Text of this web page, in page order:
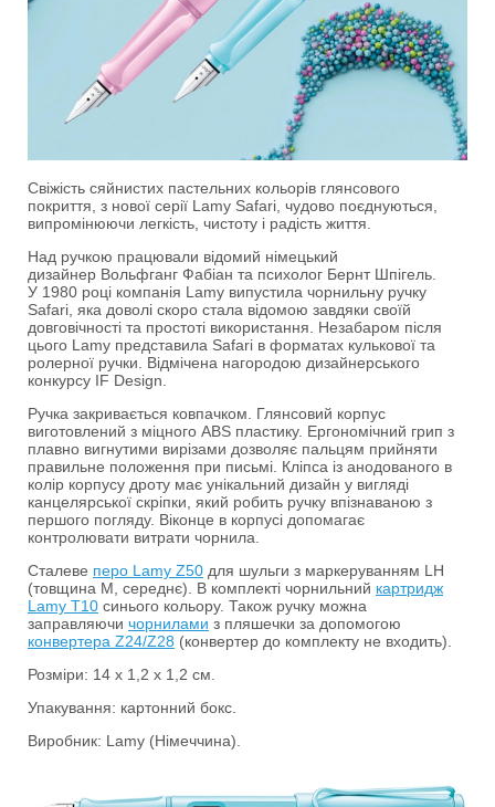
Свіжість сяйнистих пастельних кольорів глянсового
покриття, з нової серії Lamy Safari, чудово поєднуються,
випромінюючи легкість, чистоту і радість життя.
Над ручкою працювали відомий німецький
дизайнер Вольфганг Фабіан та психолог Бернт Шпігель.
У 1980 році компанія Lamy випустила чорнильну ручку
Safari, яка доволі скоро стала відомою завдяки своїй
довговічності та простоті використання. Незабаром після
цього Lamy представила Safari в форматах кулькової та
ролерної ручки. Відмічена нагородою дизайнерського
конкурсу IF Design.
Ручка закривається ковпачком. Глянсовий корпус
виготовлений з міцного ABS пластику. Ергономічний грип з
плавно вигнутими вирізами дозволяє пальцям прийняти
правильне положення при письмі. Кліпса із анодованого в
колір корпусу дроту має унікальний дизайн у вигляді
канцелярської скріпки, який робить ручку впізнаваною з
першого погляду. Віконце в корпусі допомагає
контролювати витрати чорнила.
Сталеве перо Lamy Z50 для шульги з маркеруванням LH
(товщина M, середнє). В комплекті чорнильний картридж
Lamy Т10 синього кольору. Також ручку можна
заправляючи чорнилами з пляшечки за допомогою
конвертера Z24/Z28 (конвертер до комплекту не входить).
Розміри: 14 х 1,2 х 1,2 см.
Упакування: картонний бокс.
Виробник: Lamy (Німеччина).